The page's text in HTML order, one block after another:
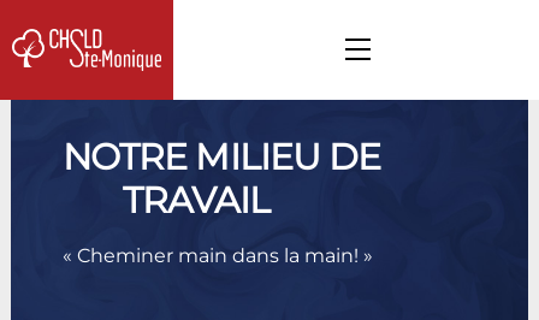
to
Menu
NOTRE MILIEU DE
TRAVAIL
« Cheminer main dans la main! »